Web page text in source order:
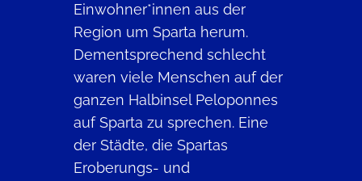
Einwohner*innen aus der
Region um Sparta herum.
Dementsprechend schlecht
waren viele Menschen auf der
ganzen Halbinsel Peloponnes
auf Sparta zu sprechen. Eine
der Städte, die Spartas
Eroberungs- und